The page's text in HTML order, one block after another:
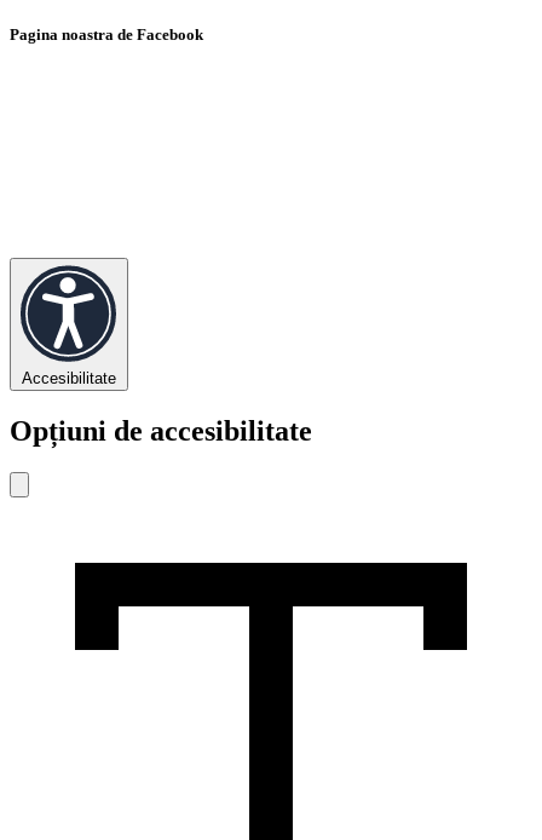
Pagina noastra de Facebook
Accesibilitate
Opțiuni de accesibilitate